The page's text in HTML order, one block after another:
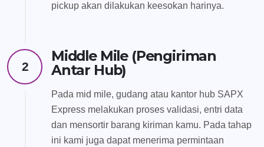
pickup akan dilakukan keesokan harinya.
2
Middle Mile (Pengiriman
Antar Hub)
Pada mid mile, gudang atau kantor hub SAPX
Express melakukan proses validasi, entri data
dan mensortir barang kiriman kamu. Pada tahap
ini kami juga dapat menerima permintaan